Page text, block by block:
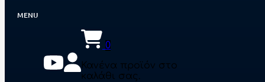
0
Κανένα προϊόν στο
καλάθι σας.